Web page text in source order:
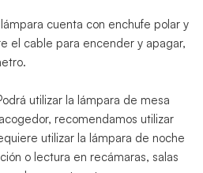
cuenta con enchufe polar y
el cable para encender y apagar,
utilizar la lámpara de mesa
recomendamos utilizar
utilizar la lámpara de noche
o lectura en recámaras, salas